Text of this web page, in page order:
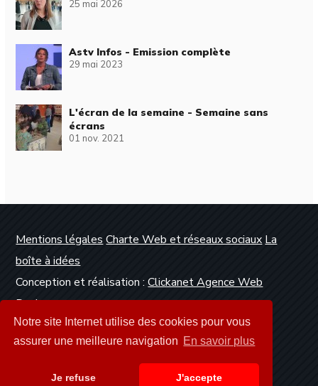
Notre site Internet utilise des cookies pour vous
assurer une meilleure navigation En savoir plus
Je refuse J'accepte
25 mai 2026
Astv Infos - Emission complète
29 mai 2023
L'écran de la semaine - Semaine sans
écrans
01 nov. 2021
Mentions légales Charte Web et réseaux sociaux La
boîte à idées
Conception et réalisation :Clickanet Agence Web
Dunkerque